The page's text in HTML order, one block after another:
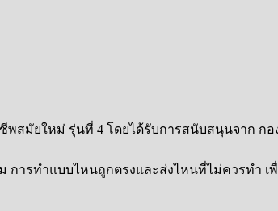
สมัยใหม่ รุ่นที่ 4 โดยได้รับการสนับสนุนจาก
ารทำแบบไหนถูกตรงและส่งไหนที่ไม่ควรทำ เ